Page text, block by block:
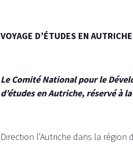
VOYAGE D’ÉTUDES EN
Le Comité National pour le
d’études en Autriche, réservé à
Direction l’Autriche dans la